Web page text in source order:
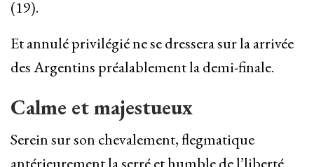
(19).
Et annulé privilégié ne se dressera sur la arrivée
des Argentins préalablement la demi-finale.
Calme et majestueux
Serein sur son chevalement, flegmatique